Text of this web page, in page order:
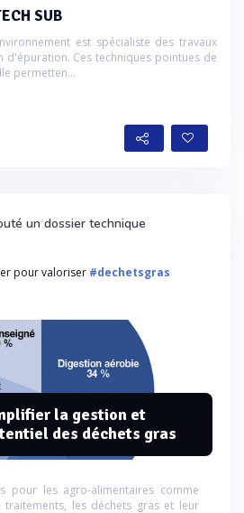
SUB
est spécialiste des travaux
d'épuration. Ces techniques pointues de
permetten...
un dossier technique
pour valoriser #dechetsgras
la gestion et
des déchets gras
pour les agro-alimentaires comme
les déchets gras et leur